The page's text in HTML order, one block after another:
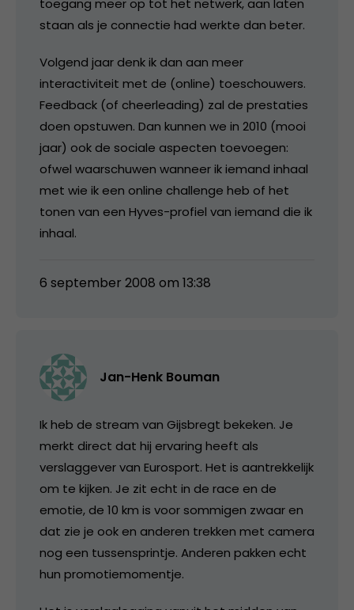
staan als je connectie had werkte dan beter.
Volgend jaar denk ik dan aan meer
interactiviteit met de (online) toeschouwers.
Feedback (of cheerleading) zal de prestaties
doen opstuwen. Dan kunnen we in 2010 (mooi
jaar) ook de sociale aspecten toevoegen:
ofwel waarschuwen wanneer ik iemand inhaal
met wie ik een online challenge heb of het
tonen van een Hyves-profiel van iemand die ik
inhaal.
6 september 2008 om 13:38
Jan-Henk Bouman
Ik heb de stream van Gijsbregt bekeken. Je
merkt direct dat hij ervaring heeft als
verslaggever van Eurosport. Het is aantrekkelijk
om te kijken. Je zit echt in de race en de
emotie, de 10 km is voor sommigen zwaar en
dat zie je ook en anderen trekken met camera
nog een tussensprintje. Anderen pakken echt
hun promotiemomentje.